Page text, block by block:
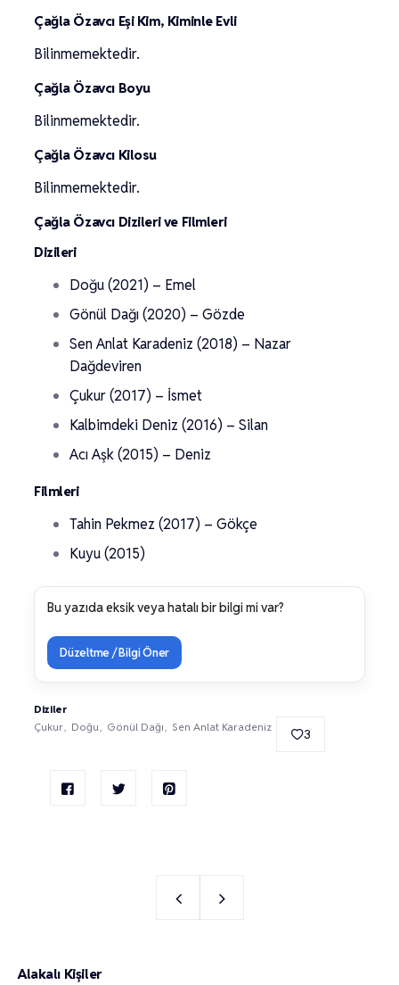
Çağla Özavcı Eşi Kim, Kiminle Evli
Bilinmemektedir.
Çağla Özavcı Boyu
Bilinmemektedir.
Çağla Özavcı Kilosu
Bilinmemektedir.
Çağla Özavcı Dizileri ve Filmleri
Dizileri
Doğu (2021) – Emel
Gönül Dağı (2020) – Gözde
Sen Anlat Karadeniz (2018) – Nazar
Dağdeviren
Çukur (2017) – İsmet
Kalbimdeki Deniz (2016) – Silan
Acı Aşk (2015) – Deniz
Filmleri
Tahin Pekmez (2017) – Gökçe
Kuyu (2015)
Bu yazıda eksik veya hatalı bir bilgi mi var?
Düzeltme / Bilgi Öner
Diziler
Çukur
Doğu Gönül Dağı Sen Anlat Karadeniz 3
Alakalı Kişiler